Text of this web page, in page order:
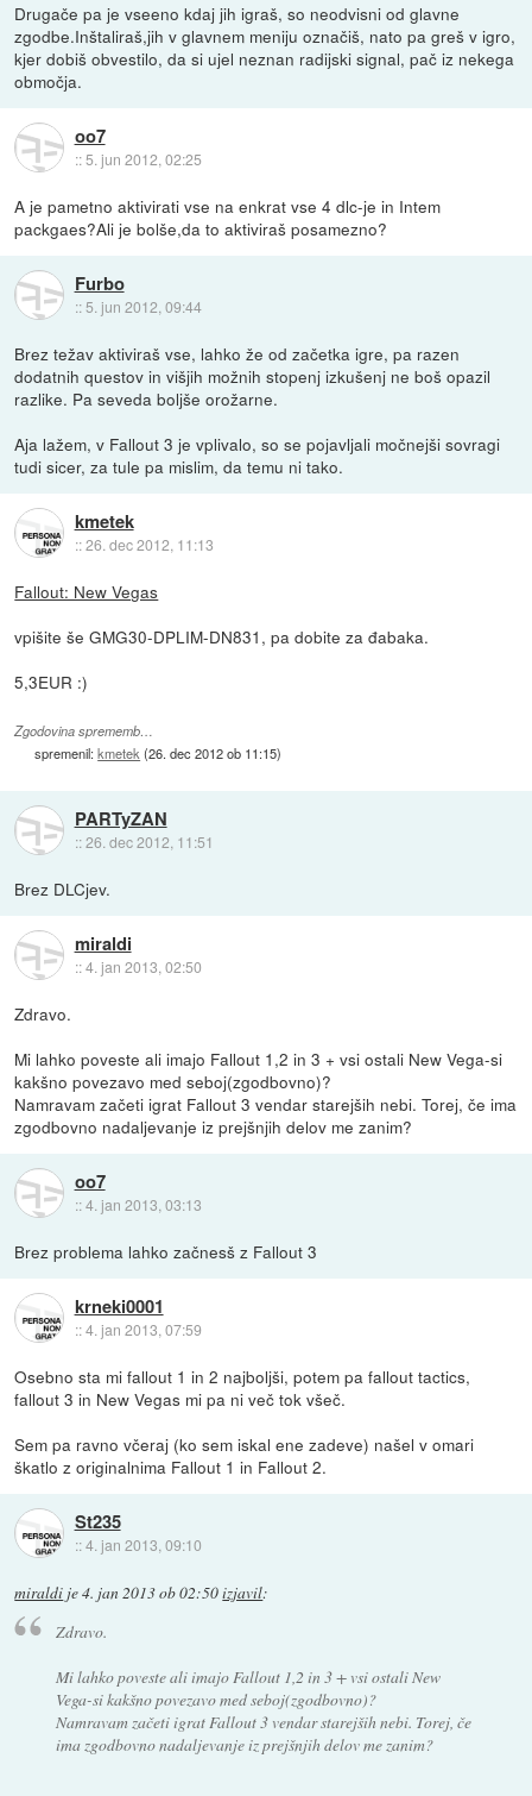
Drugače pa je vseeno kdaj jih igraš, so neodvisni od glavne
zgodbe.Inštaliraš,jih v glavnem meniju označiš, nato pa greš v igro,
kjer dobiš obvestilo, da si ujel neznan radijski signal, pač iz nekega
območja.
oo7
::5. jun 2012, 02:25
A je pametno aktivirati vse na enkrat vse 4 dlc-je in Intem
packgaes?Ali je bolše,da to aktiviraš posamezno?
Furbo
:: 5. jun 2012, 09:44
Brez težav aktiviraš vse, lahko že od začetka igre, pa razen
dodatnih questov in višjih možnih stopenj izkušenj ne boš opazil
razlike. Pa seveda boljše orožarne.
Aja lažem, v Fallout 3 je vplivalo, so se pojavljali močnejši sovragi
tudi sicer, za tule pa mislim, da temu ni tako.
kmetek
::26. dec 2012, 11:13
Fallout: New Vegas
vpišite še GMG30-DPLIM-DN831, pa dobite za đabaka.
5,3EUR :)
Zgodovina sprememb…
spremenil:kmetek(26. dec 2012 ob 11:15)
PARTyZAN
::26. dec 2012, 11:51
Brez DLCjev.
miraldi
::4. jan 2013, 02:50
Zdravo.
Mi lahko poveste ali imajo Fallout 1,2 in 3 + vsi ostali New Vega-si
kakšno povezavo med seboj(zgodbovno)?
Namravam začeti igrat Fallout 3 vendar starejših nebi. Torej, če ima
zgodbovno nadaljevanje iz prejšnjih delov me zanim?
oo7
::4. jan 2013, 03:13
Brez problema lahko začnesš z Fallout 3
krneki0001
::4. jan 2013, 07:59
Osebno sta mi fallout 1 in 2 najboljši, potem pa fallout tactics,
fallout 3 in New Vegas mi pa ni več tok všeč.
Sem pa ravno včeraj (ko sem iskal ene zadeve) našel v omari
škatlo z originalnima Fallout 1 in Fallout 2.
St235
::4. jan 2013, 09:10
miraldi je4. jan 2013 ob 02:50izjavil:
Zdravo.
Mi lahko poveste ali imajo Fallout 1,2 in 3 + vsi ostali New
Vega-si kakšno povezavo med seboj(zgodbovno)?
Namravam začeti igrat Fallout 3 vendar starejših nebi. Torej, če
ima zgodbovno nadaljevanje iz prejšnjih delov me zanim?